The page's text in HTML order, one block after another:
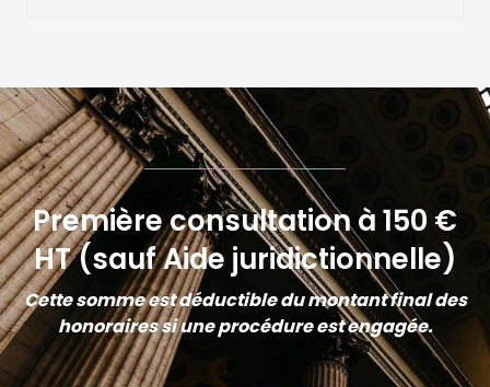
Première consultation à 150 €
HT (sauf Aide juridictionnelle)
Cette somme est déductible du montant final des
honoraires si une procédure est engagée.